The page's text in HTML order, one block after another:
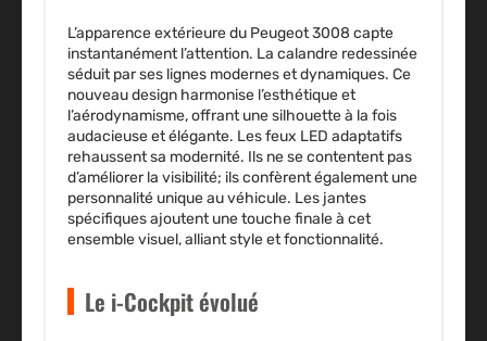
L’apparence extérieure du Peugeot 3008 capte
instantanément l’attention. La calandre redessinée
séduit par ses lignes modernes et dynamiques. Ce
nouveau design harmonise l’esthétique et
l’aérodynamisme, offrant une silhouette à la fois
audacieuse et élégante. Lesfeux LED adaptatifs
rehaussent sa modernité. Ils ne se contentent pas
d’améliorer la visibilité; ils confèrent également une
personnalité unique au véhicule. Les jantes
spécifiques ajoutent une touche finale à cet
ensemble visuel, alliant style et fonctionnalité.
Le i-Cockpit évolué